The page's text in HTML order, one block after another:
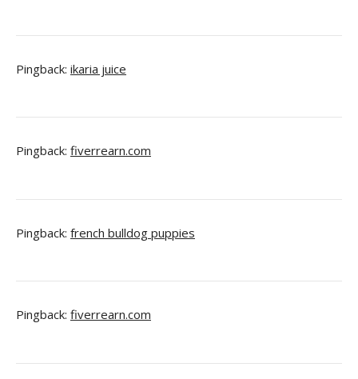
Pingback: ikaria juice
Pingback: fiverrearn.com
Pingback: french bulldog puppies
Pingback: fiverrearn.com